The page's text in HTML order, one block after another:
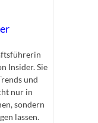
Insider. Sie
und
nur in
sondern
lassen.